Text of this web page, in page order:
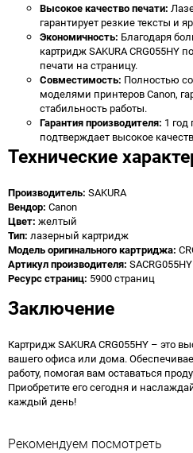
Высокое качество печати:
гарантирует резкие тексты и
Экономичность: Благодаря
картридж SAKURA CRG055HY
печати на страницу.
Совместимость: Полностью
моделями принтеров Canon,
стабильность работы.
Гарантия производителя: 1 год
подтверждает высокое
Технические
Производитель: SAKURA
Вендор: Canon
Цвет: желтый
Тип: лазерный картридж
Модель оригинального картриджа:
Артикул производителя: SACRG055HY
Ресурс страниц: 5900 страниц
Заключение
Картридж SAKURA CRG055HY – это
вашего офиса или дома.
работу, помогая вам оставаться
Приобретите его сегодня и
каждый день!
Рекомендуем посмотреть